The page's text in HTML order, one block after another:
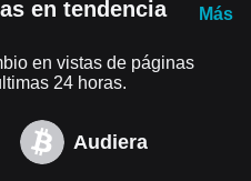
en tendencia Más
en vistas de páginas
24 horas.
Audiera